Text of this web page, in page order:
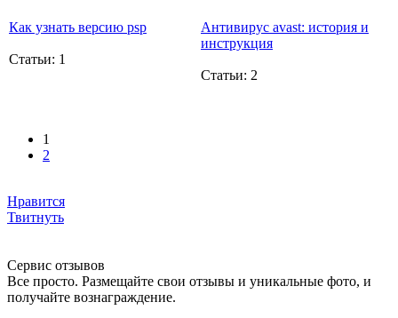
Как узнать версию psp
Статьи: 1
Антивирус avast: история и
инструкция
Статьи: 2
1
2
Нравится
Твитнуть
Сервис отзывов
Все просто. Размещайте свои отзывы и уникальные фото, и
получайте вознаграждение.